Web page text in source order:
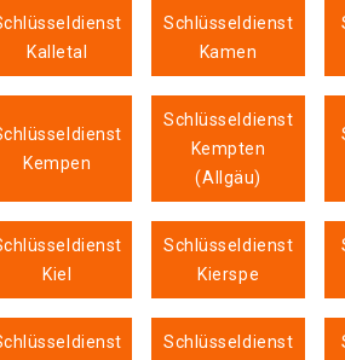
Kalletal
Schlüsseldienst
Kamen
Kempen
Schlüsseldienst
Kempten
(Allgäu)
Kiel
Schlüsseldienst
Kierspe
Schlüsseldienst